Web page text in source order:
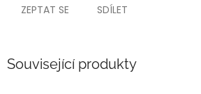
ZEPTAT SE SDÍLET
Související produkty